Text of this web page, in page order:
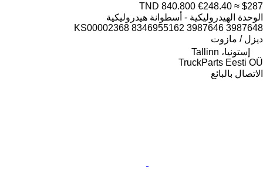
TND 840.800 €248.40 ≈ $287
الوحدة الهيدروليكية - أسطوانة هيدروليكية
KS00002368 8346955162 3987646 3987648
ديزل / مازوت
إستونيا، Tallinn
TruckParts Eesti OÜ
الاتصال بالبائع